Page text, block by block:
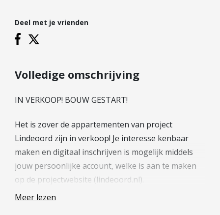
Starterslening
Financiële check
Banken
Contact
Leer ons kennen
Over Ons
Ons Team
Vacatures
Blog
Deel met je vrienden
Volledige omschrijving
IN VERKOOP! BOUW GESTART!
Het is zover de appartementen van project
Lindeoord zijn in verkoop! Je interesse kenbaar
maken en digitaal inschrijven is mogelijk middels
jouw persoonlijke account, welke is aan te maken
op de projectwebsite (lindeoord.nl).
—
Meer lezen